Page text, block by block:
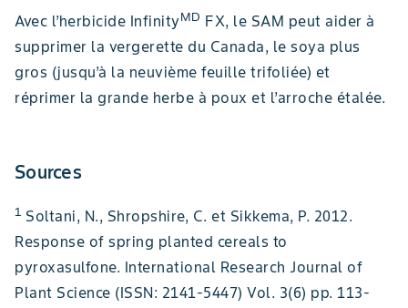
Avec l’herbicide InfinityMD FX, le SAM peut aider à
supprimer la vergerette du Canada, le soya plus
gros (jusqu’à la neuvième feuille trifoliée) et
réprimer la grande herbe à poux et l’arroche étalée.
Sources
1 Soltani, N., Shropshire, C. et Sikkema, P. 2012.
Response of spring planted cereals to
pyroxasulfone. International Research Journal of
Plant Science (ISSN: 2141-5447) Vol. 3(6) pp. 113-